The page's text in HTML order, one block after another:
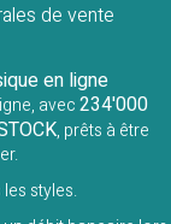
de vente
en ligne
avec234'000
, prêts à être
styles.